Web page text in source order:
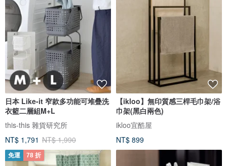
日本 Like-it 窄款多功能可堆疊洗
衣籃二層組M+L
this-this 雜貨研究所
NT$ 1,791 NT$ 1,990
【ikloo】無印質感三桿毛巾架/浴
巾架(黑白兩色)
ikloo宜酷屋
NT$ 899
免運 78 折